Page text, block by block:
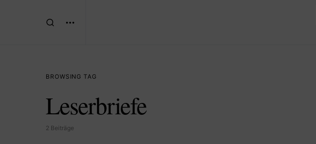
BROWSING TAG
Leserbriefe
2 Beiträge